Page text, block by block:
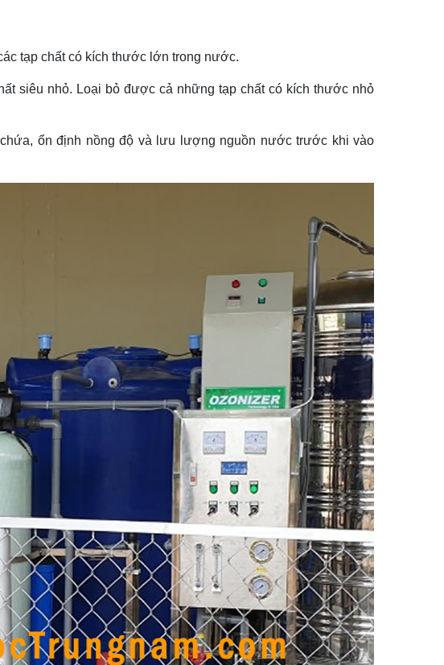
tạp chất có kích thước lớn trong nước.
siêu nhỏ. Loại bỏ được cả những tạp chất có kích thước nhỏ
ổn định nồng độ và lưu lượng nguồn nước trước khi vào